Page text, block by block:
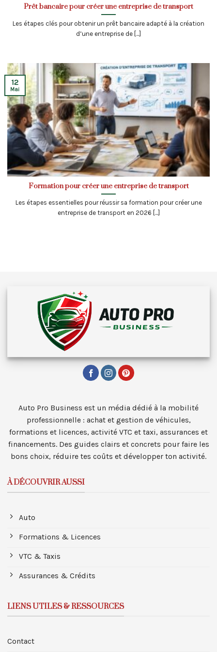
Prêt bancaire pour créer une entreprise de transport
Les étapes clés pour obtenir un prêt bancaire adapté à la création
d’une entreprise de [...]
Formation pour créer une entreprise de transport
Les étapes essentielles pour réussir sa formation pour créer une
entreprise de transport en 2026 [...]
12
Mai
Auto Pro Business est un média dédié à la mobilité
professionnelle : achat et gestion de véhicules,
formations et licences, activité VTC et taxi, assurances et
financements. Des guides clairs et concrets pour faire les
bons choix, réduire tes coûts et développer ton activité.
À DÉCOUVRIR AUSSI
Auto
Formations & Licences
VTC & Taxis
Assurances & Crédits
LIENS UTILES & RESSOURCES
Contact